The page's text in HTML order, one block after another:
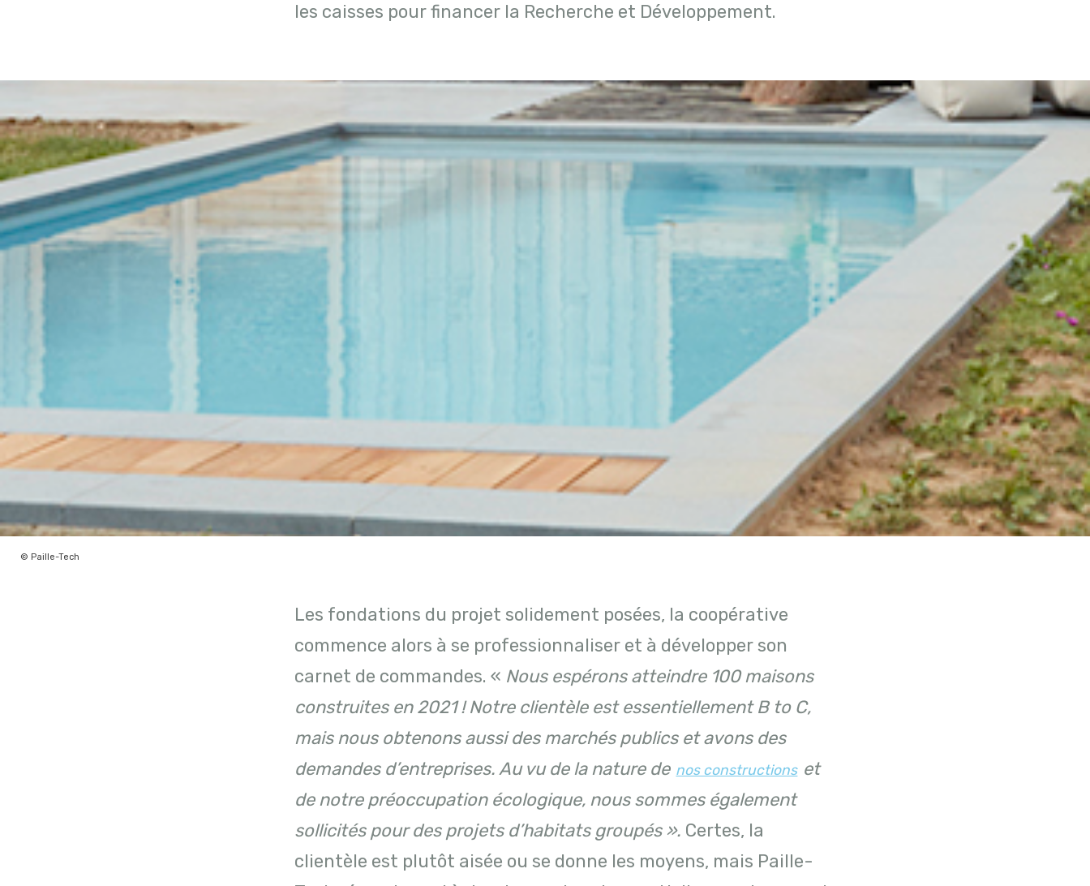
les caisses pour financer la Recherche et Développement.
© Paille-Tech
Les fondations du projet solidement posées, la coopérative
commence alors à se professionnaliser et à développer son
carnet de commandes. « Nous espérons atteindre 100 maisons
construites en 2021 ! Notre clientèle est essentiellement B to C,
mais nous obtenons aussi des marchés publics et avons des
demandes d’entreprises. Au vu de la nature de nos constructions et
de notre préoccupation écologique, nous sommes également
sollicités pour des projets d’habitats groupés ». Certes, la
clientèle est plutôt aisée ou se donne les moyens, mais Paille-